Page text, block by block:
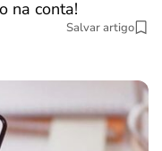
na conta!
Salvar artigo